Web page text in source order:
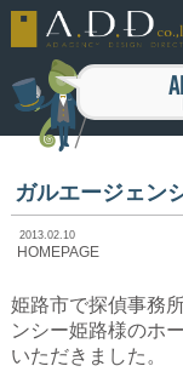
ガルエージェン
2013.02.10
HOMEPAGE
姫路市で探偵事務
ンシー姫路様のホ
いただきました。